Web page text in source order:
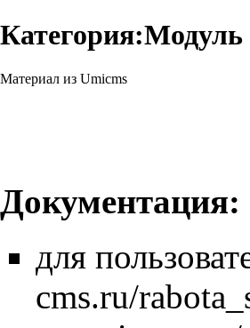
Категория:Модуль
Материал из Umicms
Документация:
для
cms.ru/